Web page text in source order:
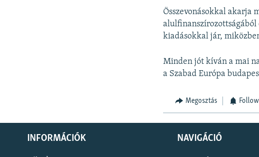
Összevonásokkal akarja
alulfinanszírozottságából
kiadásokkal jár,
Minden jót kíván a mai
a Szabad Európa
Megosztás
INFORMÁCIÓK NAVIGÁCIÓ